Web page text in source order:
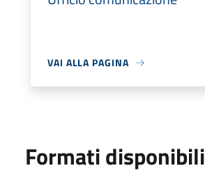
VAI ALLA PAGINA
Formati disponibili